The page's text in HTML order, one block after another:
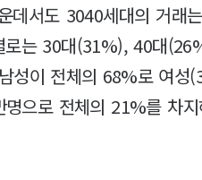
데서도 3040세대의 거래
로는 30대(31%), 40대
성이 전체의 68%로 여성
으로 전체의 21%를 차